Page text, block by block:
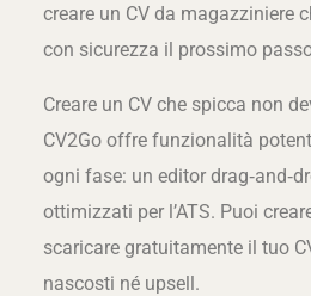
creare un CV da magazziniere
con sicurezza il prossimo
Creare un CV che spicca non
CV2Go offre funzionalità
ogni fase: un editor
ottimizzati per l’ATS. Puoi
scaricare gratuitamente il tuo
nascosti né upsell.